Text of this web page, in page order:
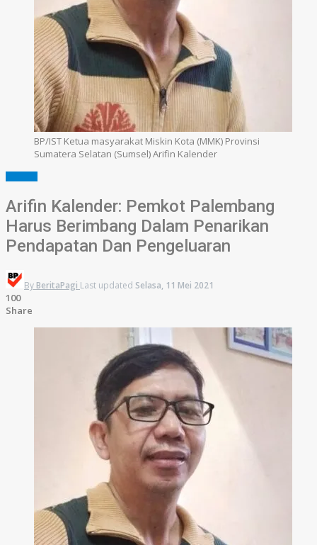
BP/IST Ketua masyarakat Miskin Kota (MMK) Provinsi
Sumatera Selatan (Sumsel) Arifin Kalender
Arifin Kalender: Pemkot Palembang
Harus Berimbang Dalam Penarikan
Pendapatan Dan Pengeluaran
By BeritaPagi Last updated Selasa, 11 Mei 2021
100
Share